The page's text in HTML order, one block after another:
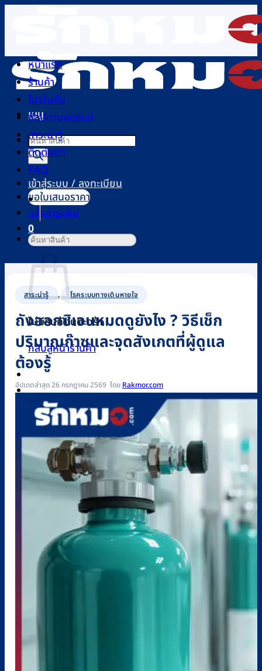
เนื้อหา
เมนู
Products
search
เข้าสู่ระบบ / ลงทะเบียน
0
ตะกร้าสินค้า
ไม่มีสินค้าในตะกร้า
กลับสู่หน้าร้านค้า
0
หน้าแรก
ร้านค้า
โปรโมชัน
ช้อปตามแบรนด์
สาระน่ารู้
ติดต่อเรา
FAQ
ขอใบเสนอราคา
แจ้งชำระเงิน
ค้นหา:
สาระน่ารู้ , โรคระบบทางเดินหายใจ
ถังออกซิเจนหมดดูยังไง ? วิธีเช็ก
ปริมาณก๊าซและจุดสังเกตที่ผู้ดูแล
ต้องรู้
อัปเดตล่าสุด 26 กรกฎาคม 2569 Rakmor.com